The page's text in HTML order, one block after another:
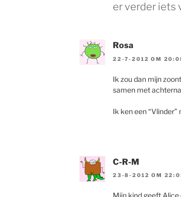
er verder iets
Rosa
22-7-2012 OM
Ik zou dan mijn
samen met
Ik ken een “Vlinder”
C-R-M
23-8-2012 OM
Mijn kind geeft